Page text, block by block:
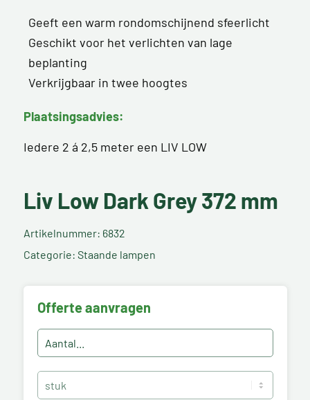
Geeft een warm rondomschijnend sfeerlicht
Geschikt voor het verlichten van lage
beplanting
Verkrijgbaar in twee hoogtes
Plaatsingsadvies:
Iedere 2 á 2,5 meter een LIV LOW
Liv Low Dark Grey 372 mm
Artikelnummer: 6832
Categorie: Staande lampen
Offerte aanvragen